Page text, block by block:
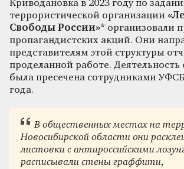
Криводановка в 2023 году по
террористической организации
Свободы России»* организовали
пропагандистских акций. Они
представителям этой структуры
проделанной работе. Деятельность
была пресечена сотрудниками
года.
В общественных местах на
Новосибирской области они
листовки с антироссийскими
расписывали стены граффити,